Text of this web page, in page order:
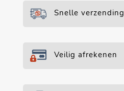
Snelle verzending
Veilig afrekenen